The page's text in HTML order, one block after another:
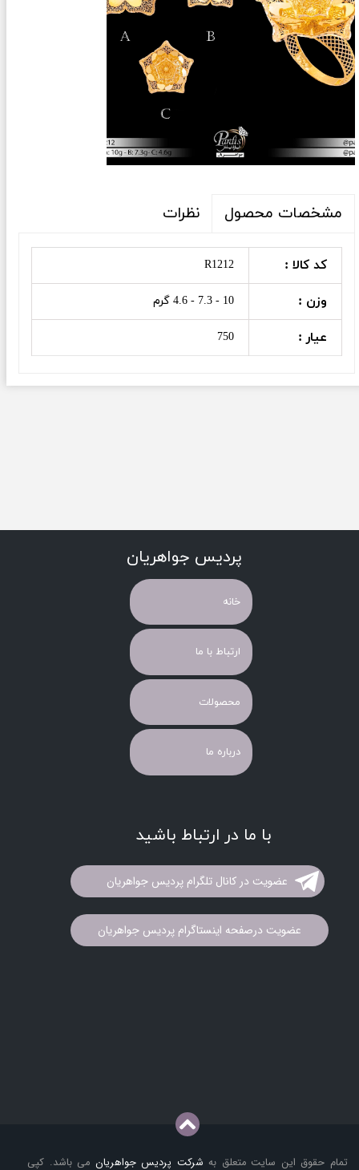
مشخصات محصول نظرات
کد کالا : R1212
وزن : 10 - 7.3 - 4.6 گرم
عیار : 750
تمام حقوق این سایت متعلق به شرکت پردیس جواهریان می باشد. کپی
پردیس جواهریان
خانه
ارتباط با ما
محصولات
درباره ما
با ما در ارتباط باشید
عضویت در کانال تلگرام پردیس جواهریان
عضویت درصفحه اینستاگرام پردیس جواهریان